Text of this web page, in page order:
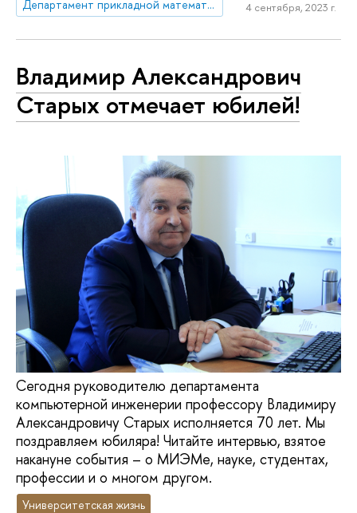
Департамент прикладной математики
4 сентября, 2023 г.
Владимир Александрович
Старых отмечает юбилей!
Сегодня руководителю департамента
компьютерной инженерии профессору Владимиру
Александровичу Старых исполняется 70 лет. Мы
поздравляем юбиляра! Читайте интервью, взятое
накануне события – о МИЭМе, науке, студентах,
профессии и о многом другом.
Университетская жизнь